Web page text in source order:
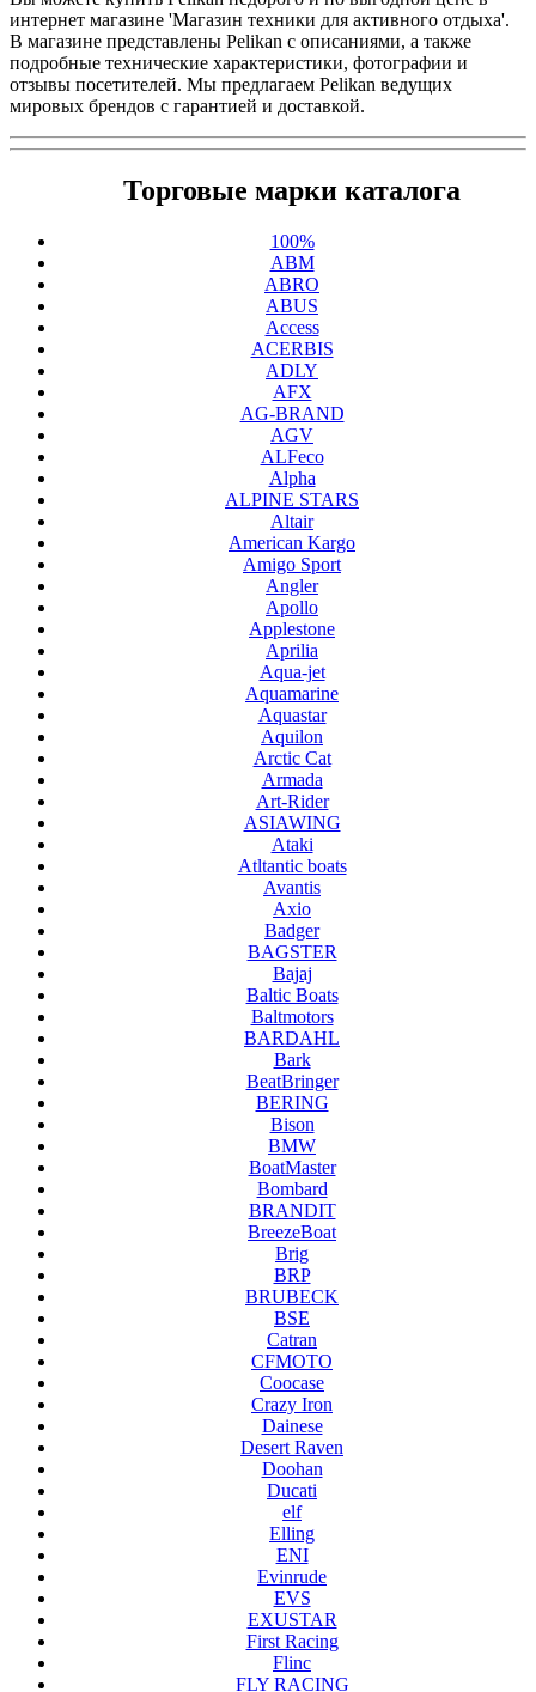
интернет магазине 'Магазин техники для активного отдыха'.
В магазине представлены Pelikan с описаниями, а также
подробные технические характеристики, фотографии и
отзывы посетителей. Мы предлагаем Pelikan ведущих
мировых брендов с гарантией и доставкой.
Торговые марки каталога
100%
ABM
ABRO
ABUS
Access
ACERBIS
ADLY
AFX
AG-BRAND
AGV
ALFeco
Alpha
ALPINE STARS
Altair
American Kargo
Amigo Sport
Angler
Apollo
Applestone
Aprilia
Aqua-jet
Aquamarine
Aquastar
Aquilon
Arctic Cat
Armada
Art-Rider
ASIAWING
Ataki
Atltantic boats
Avantis
Axio
Badger
BAGSTER
Bajaj
Baltic Boats
Baltmotors
BARDAHL
Bark
BeatBringer
BERING
Bison
BMW
BoatMaster
Bombard
BRANDIT
BreezeBoat
Brig
BRP
BRUBECK
BSE
Catran
CFMOTO
Coocase
Crazy Iron
Dainese
Desert Raven
Doohan
Ducati
elf
Elling
ENI
Evinrude
EVS
EXUSTAR
First Racing
Flinc
FLY RACING